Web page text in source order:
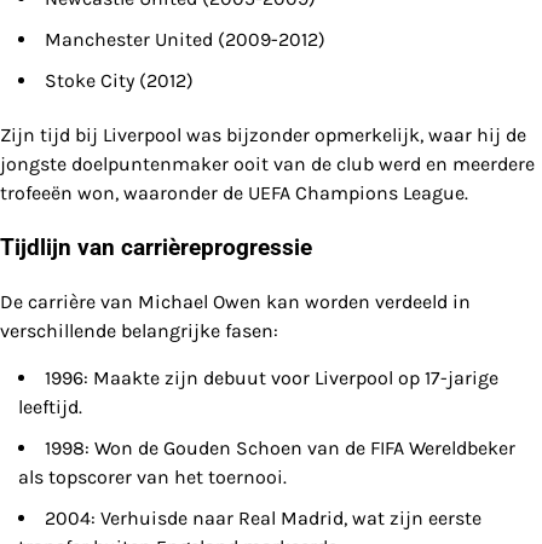
Manchester United (2009-2012)
Stoke City (2012)
Zijn tijd bij Liverpool was bijzonder opmerkelijk, waar hij de
jongste doelpuntenmaker ooit van de club werd en meerdere
trofeeën won, waaronder de UEFA Champions League.
Tijdlijn van carrièreprogressie
De carrière van Michael Owen kan worden verdeeld in
verschillende belangrijke fasen:
1996: Maakte zijn debuut voor Liverpool op 17-jarige
leeftijd.
1998: Won de Gouden Schoen van de FIFA Wereldbeker
als topscorer van het toernooi.
2004: Verhuisde naar Real Madrid, wat zijn eerste